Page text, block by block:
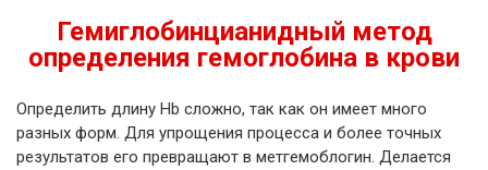
Гемиглобинцианидный метод
определения гемоглобина в крови
Определить длину Hb сложно, так как он имеет много
разных форм. Для упрощения процесса и более точных
результатов его превращают в метгемоблогин. Делается